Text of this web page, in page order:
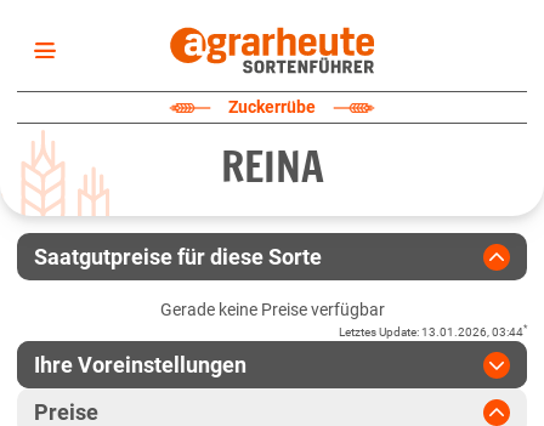
Startseite
Sortenliste
Fruchtarten
Züchter
Erklärungen
Zuckerrübe
REINA
Saatgutpreise für diese Sorte
Gerade keine Preise verfügbar
Letztes Update:13.01.2026, 03:44*
Ihre Voreinstellungen
Region
Preise